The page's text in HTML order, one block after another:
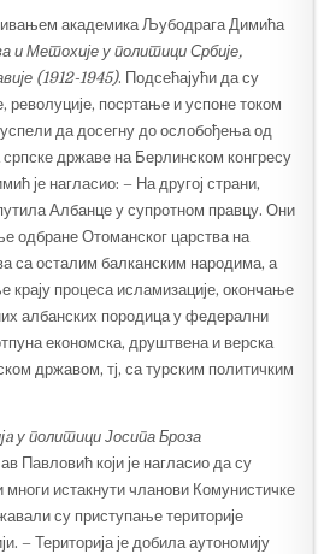
академика Љубодрага Димића
и Метохије у политици Србије,
(1912-1945). Подсећајући да су
револуције, посртање и успоне током
да досегну до ослобођења од
државе на Берлинском конгресу
је нагласио: – На другој страни,
Албанце у супротном правцу. Они
одбране Отоманског царства на
са осталим балканским народима, а
крају процеса исламизације, окончање
албанских породица у федерални
економска, друштвена и верска
државом, тј, са турским политичким
у политици Јосипа Броза
Павловић који је нагласио да су
многи истакнути чланови Комунистичке
су приступање територије
– Територија је добила аутономију